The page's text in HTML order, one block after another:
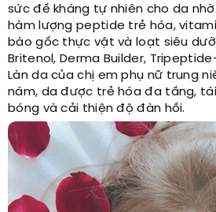
sức đề kháng tự nhiên cho da
hàm lượng peptide trẻ hóa,
bào gốc thực vật và loạt siêu
Britenol, Derma Builder, Tripeptide-
Làn da của chị em phụ nữ trung
nám, da được trẻ hóa đa tầng,
bóng và cải thiện độ đàn hồi.